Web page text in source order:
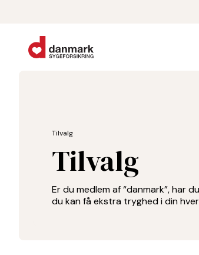
Tilvalg
Tilvalg
Er du medlem af “danmark”, har
du kan få ekstra tryghed i din